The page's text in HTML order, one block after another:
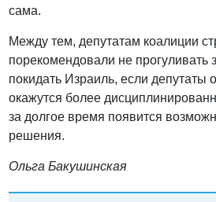
сама.
Между тем, депутатам коалиции
порекомендовали не прогуливать
покидать Израиль, если депутаты
окажутся более
за долгое время появится
решения.
Ольга Бакушинская